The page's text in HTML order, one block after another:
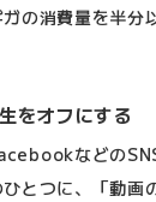
の消費量を半分
をオフにする
などの
とつに、「動画